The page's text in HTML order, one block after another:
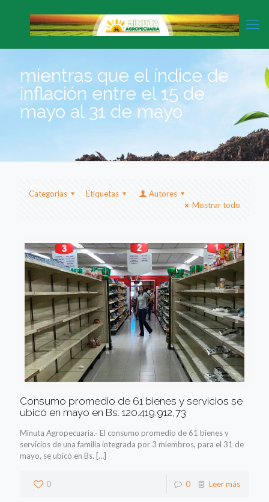
mientras que el índice de
inflación entre el 15 de
mayo al 31 de mayo
Categorias Etiquetas
Autores
Mostrar todo
Consumo promedio de 61 bienes y servicios se
ubicó en mayo en Bs. 120.419.912,73
Minuta Agropecuaria.- El consumo promedio de 61 bienes y
servicios de una familia integrada por 3 miembros, para el 31 de
mayo, se ubicó en Bs. […]
0 0 Leer más